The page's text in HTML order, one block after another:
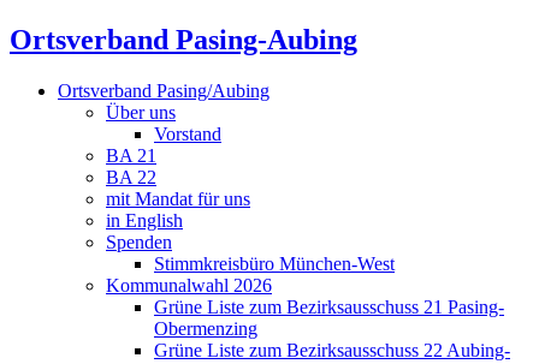
Ortsverband Pasing-Aubing
Ortsverband Pasing/Aubing
Über uns
Vorstand
BA 21
BA 22
mit Mandat für uns
in English
Spenden
Stimmkreisbüro München-West
Kommunalwahl 2026
Grüne Liste zum Bezirksausschuss 21 Pasing-
Obermenzing
Grüne Liste zum Bezirksausschuss 22 Aubing-